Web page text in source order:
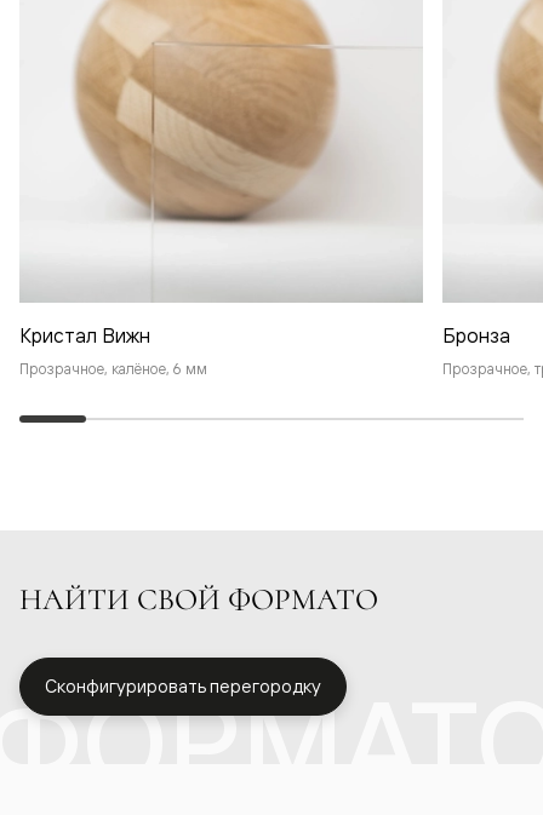
Кристал Вижн
Прозрачное, калёное, 6 мм
Бронза
Прозрачное,
НАЙТИ СВОЙ ФОРМАТО
Сконфигурировать перегородку